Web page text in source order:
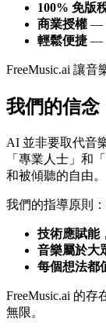
100% 免版
商業授權 —
輕鬆便捷 —
FreeMusic.ai 讓音
我們的信念
AI 並非要取代音
「專業人士」和
和被傾聽的自由。
我們的指導原則：
技術應賦能
音樂屬於大
每個想法都
FreeMusic.ai 的
無限。